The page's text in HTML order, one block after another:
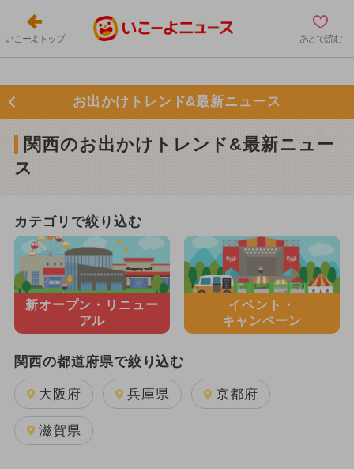
いこーよトップ あとで読む
お出かけトレンド&最新ニュース
関西のお出かけトレンド&最新ニュー
ス
カテゴリで絞り込む
新オープン・ リニュー
アル
イベント・
キャンペーン
関西の都道府県で絞り込む
大阪府 兵庫県 京都府
滋賀県